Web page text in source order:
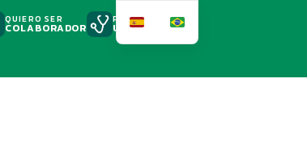
QUIERO SER
COLABORADOR
PODSCAST
UNIMED